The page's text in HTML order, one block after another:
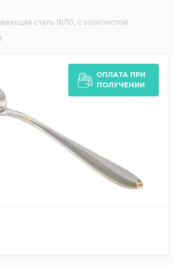
сталь 18/10, с золотистой
ОПЛАТА ПРИ
ПОЛУЧЕНИИ